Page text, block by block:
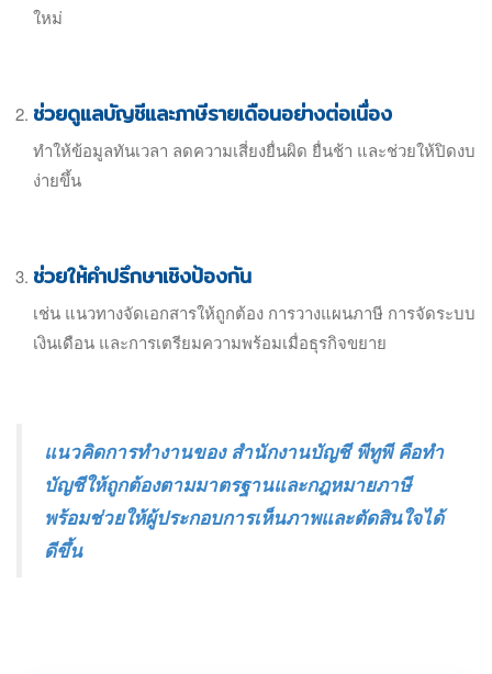
ใหม่
ช่วยดูแลบัญชีและภาษีรายเดือนอย่างต่อเนื่อง
ทำให้ข้อมูลทันเวลา ลดความเสี่ยงยื่นผิด ยื่นช้า และช่วยให้ปิดงบ
ง่ายขึ้น
ช่วยให้คำปรึกษาเชิงป้องกัน
เช่น แนวทางจัดเอกสารให้ถูกต้อง การวางแผนภาษี การจัดระบบ
เงินเดือน และการเตรียมความพร้อมเมื่อธุรกิจขยาย
แนวคิดการทำงานของ สำนักงานบัญชี พีทูพี คือทำ
บัญชีให้ถูกต้องตามมาตรฐานและกฎหมายภาษี
พร้อมช่วยให้ผู้ประกอบการเห็นภาพและตัดสินใจได้
ดีขึ้น